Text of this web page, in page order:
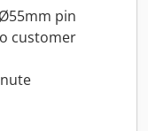
pin
customer